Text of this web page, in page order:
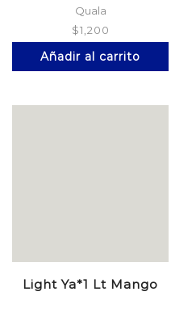
Quala
$1,200
Añadir al carrito
Light Ya*1 Lt Mango